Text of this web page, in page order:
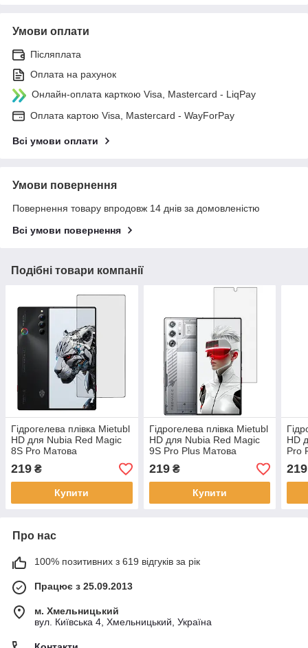
Умови оплати
Післяплата
Оплата на рахунок
Онлайн-оплата карткою Visa, Mastercard - LiqPay
Оплата картою Visa, Mastercard - WayForPay
Всі умови оплати
Умови повернення
Повернення товару впродовж 14 днів за домовленістю
Всі умови повернення
Подібні товари компанії
Гідрогелева плівка Mietubl
HD для Nubia Red Magic
8S Pro Матова
219 ₴
Купити
Гідрогелева плівка Mietubl
HD для Nubia Red Magic
9S Pro Plus Матова
219₴
Купити
HD
Pro
219
Про нас
100% позитивних з 619 відгуків за рік
Працює з 25.09.2013
м. Хмельницький
вул. Київська 4, Хмельницький, Україна